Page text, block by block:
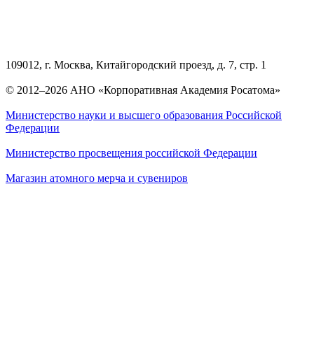
109012, г. Москва, Китайгородский проезд, д. 7, стр. 1
© 2012–2026 АНО «Корпоративная Академия Росатома»
Министерство науки и высшего образования Российской
Федерации
Министерство просвещения российской Федерации
Магазин атомного мерча и сувениров